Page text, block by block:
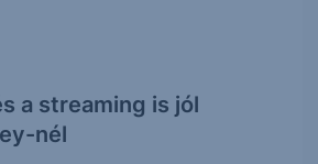
a streaming is jól
nél